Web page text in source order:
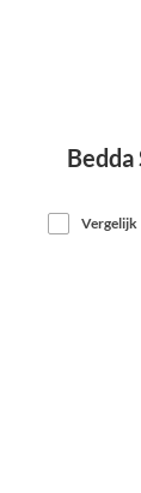
Bedda
Vergelijk